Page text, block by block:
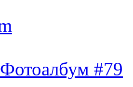
Фотоалбум #79